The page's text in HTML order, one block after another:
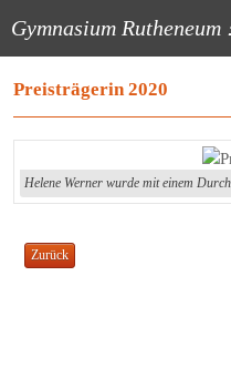
Gymnasium Rutheneum
Preisträgerin 2020
Helene Werner wurde mit einem